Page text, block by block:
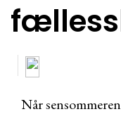
Når